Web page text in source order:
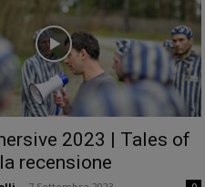
2023 | Tales of
recensione